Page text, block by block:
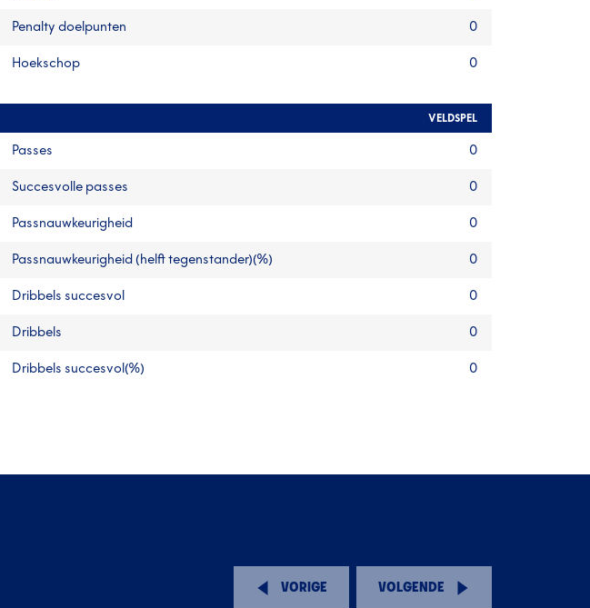
Penalty doelpunten 0
Hoekschop 0
VELDSPEL
Passes 0
Succesvolle passes 0
Passnauwkeurigheid 0
Passnauwkeurigheid (helft tegenstander)(%) 0
Dribbels succesvol 0
Dribbels 0
Dribbels succesvol(%) 0
VORIGE VOLGENDE